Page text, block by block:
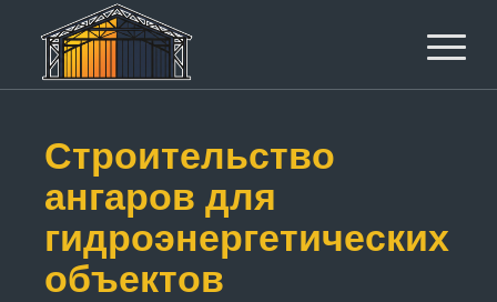
Строительство
ангаров для
гидроэнергетических
объектов